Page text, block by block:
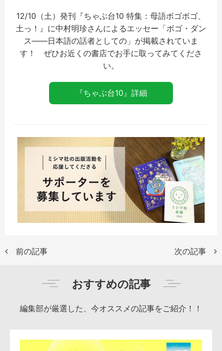
12/10（土）発刊『ちゃぶ台10 特集：母語ボゴボゴ、
土っ！』に中村明珍さんによるエッセー「ボゴ・ダン
ス――日本語の話者としての」が掲載されていま
す！ ぜひお近くの書店でお手に取ってみてくださ
い。
『ちゃぶ台10』詳細
前の記事 次の記事
おすすめの記事
編集部が厳選した、今オススメの記事をご紹介！！